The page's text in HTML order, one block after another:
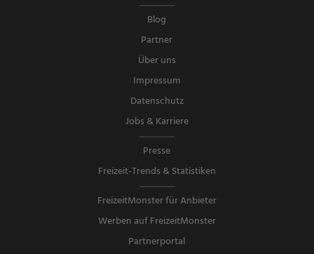
Blog
Partner
Über uns
Impressum
Datenschutz
Jobs & Karriere
Presse
Freizeit-Trends & Statistiken
FreizeitMonster für Anbieter
Werben auf FreizeitMonster
Partnerportal